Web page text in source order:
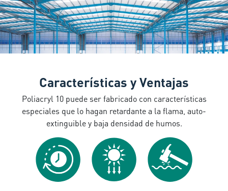
Características y Ventajas
Poliacryl10 puedeserfabricadocon características
especiales que lo hagan retardantea la flama, auto-
extinguibley baja densidad de humos.